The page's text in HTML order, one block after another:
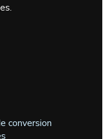
conversion